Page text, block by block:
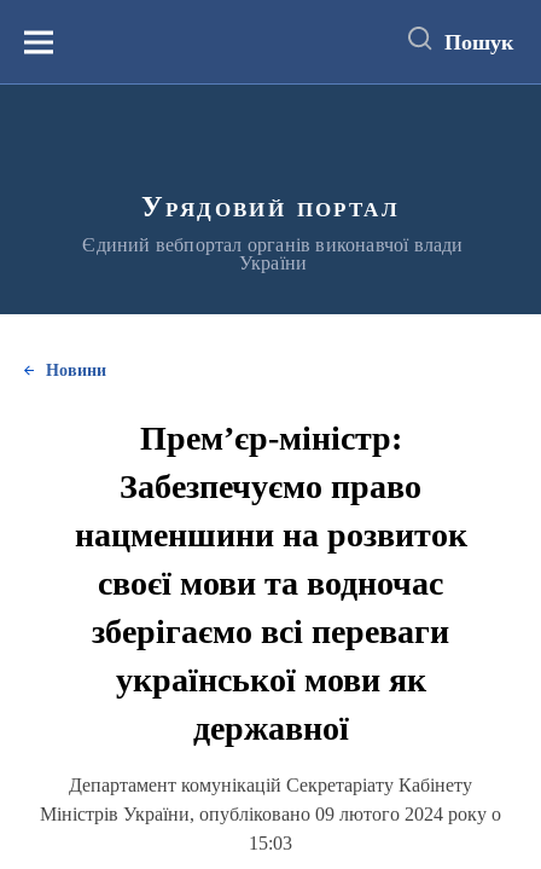
вмістуМеню Пошук
Урядовий портал
Єдиний вебпортал органів виконавчої влади
України
Новини
Прем’єр-міністр:
Забезпечуємо право
нацменшини на розвиток
своєї мови та водночас
зберігаємо всі переваги
української мови як
державної
Департамент комунікацій Секретаріату Кабінету
Міністрів України, опубліковано 09 лютого 2024 року о
15:03